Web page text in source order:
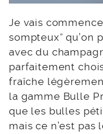
Je vais
sompteux”
avec du
parfaitement
fraîche
la gamme Bulle
que les bulles
mais ce n’est pas